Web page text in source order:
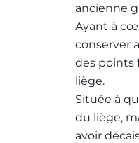
ancienne
Ayant à
conserver
des points
liège.
Située à
du liège,
avoir